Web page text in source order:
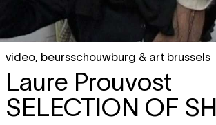
video, beursschouwburg & art brussels
Laure Prouvost
SELECTION OF